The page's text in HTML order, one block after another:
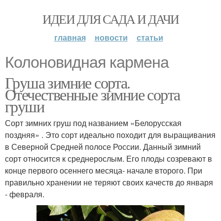
ИДЕИ ДЛЯ САДА И ДАЧИ
главная новости статьи
Колоновидная кармена
Груша зимние сорта.
Отечественные зимние сорта
груши
Сорт зимних груш под названием «Белорусская
поздняя» . Это сорт идеально походит для выращивания
в Северной Средней полосе России. Данный зимний
сорт относится к среднерослым. Его плоды созревают в
конце первого осеннего месяца- начале второго. При
правильно хранении не теряют своих качеств до января
- февраля.